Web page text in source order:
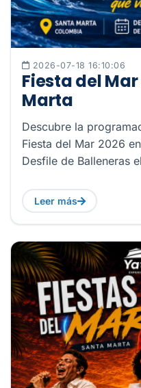
2026-07-18 16:10:06
Fiesta del
Marta
Descubre la
Fiesta del Mar 2026
Desfile de Balleneras
Leer más